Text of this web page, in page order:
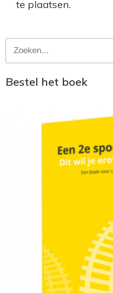
te plaatsen.
Bestel het boek